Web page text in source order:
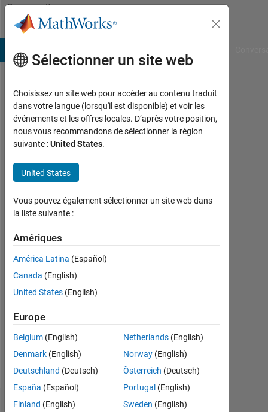
Passer au contenu
Community
Profile
Zoltan
Nagy
Last
7
mois
|
depuis
2023
Followers:
0
Follow
Badges
Sélectionner un site web
Choisissez un site web pour accéder au contenu traduit
dans votre langue (lorsqu'il est disponible) et voir les
événements et les offres locales. D’après votre position,
nous vous recommandons de sélectionner la région
suivante :United States.
United States
Vous pouvez également sélectionner un site web dans
la liste suivante :
Amériques
América Latina (Español)
Canada (English)
United States (English)
Europe
Belgium (English)
Denmark (English)
Deutschland (Deutsch)
España (Español)
Finland (English)
Netherlands(English)
Norway(English)
Österreich (Deutsch)
Portugal (English)
Sweden (English)